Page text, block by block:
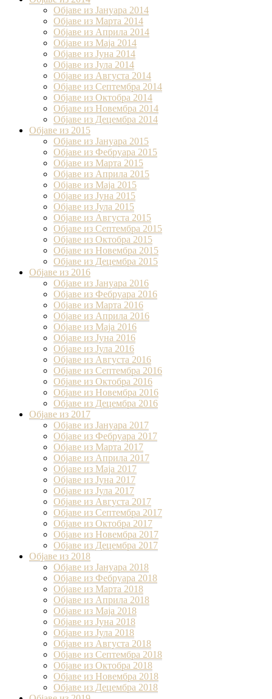
Објаве из Јануара 2014
Објаве из Марта 2014
Објаве из Априла 2014
Објаве из Маја 2014
Објаве из Јуна 2014
Објаве из Јула 2014
Објаве из Августа 2014
Објаве из Септембра 2014
Објаве из Октобра 2014
Објаве из Новембра 2014
Објаве из Децембра 2014
Објаве из 2015
Објаве из Јануара 2015
Објаве из Фебруара 2015
Објаве из Марта 2015
Објаве из Априла 2015
Објаве из Маја 2015
Објаве из Јуна 2015
Објаве из Јула 2015
Објаве из Августа 2015
Објаве из Септембра 2015
Објаве из Октобра 2015
Објаве из Новембра 2015
Објаве из Децембра 2015
Објаве из 2016
Објаве из Јануара 2016
Објаве из Фебруара 2016
Објаве из Марта 2016
Објаве из Априла 2016
Објаве из Маја 2016
Објаве из Јуна 2016
Објаве из Јула 2016
Објаве из Августа 2016
Објаве из Септембра 2016
Објаве из Октобра 2016
Објаве из Новембра 2016
Објаве из Децембра 2016
Објаве из 2017
Објаве из Јануара 2017
Објаве из Фебруара 2017
Објаве из Марта 2017
Објаве из Априла 2017
Објаве из Маја 2017
Објаве из Јуна 2017
Објаве из Јула 2017
Објаве из Августа 2017
Објаве из Септембра 2017
Објаве из Октобра 2017
Објаве из Новембра 2017
Објаве из Децембра 2017
Објаве из 2018
Објаве из Јануара 2018
Објаве из Фебруара 2018
Објаве из Марта 2018
Објаве из Априла 2018
Објаве из Маја 2018
Објаве из Јуна 2018
Објаве из Јула 2018
Објаве из Августа 2018
Објаве из Септембра 2018
Објаве из Октобра 2018
Објаве из Новембра 2018
Објаве из Децембра 2018